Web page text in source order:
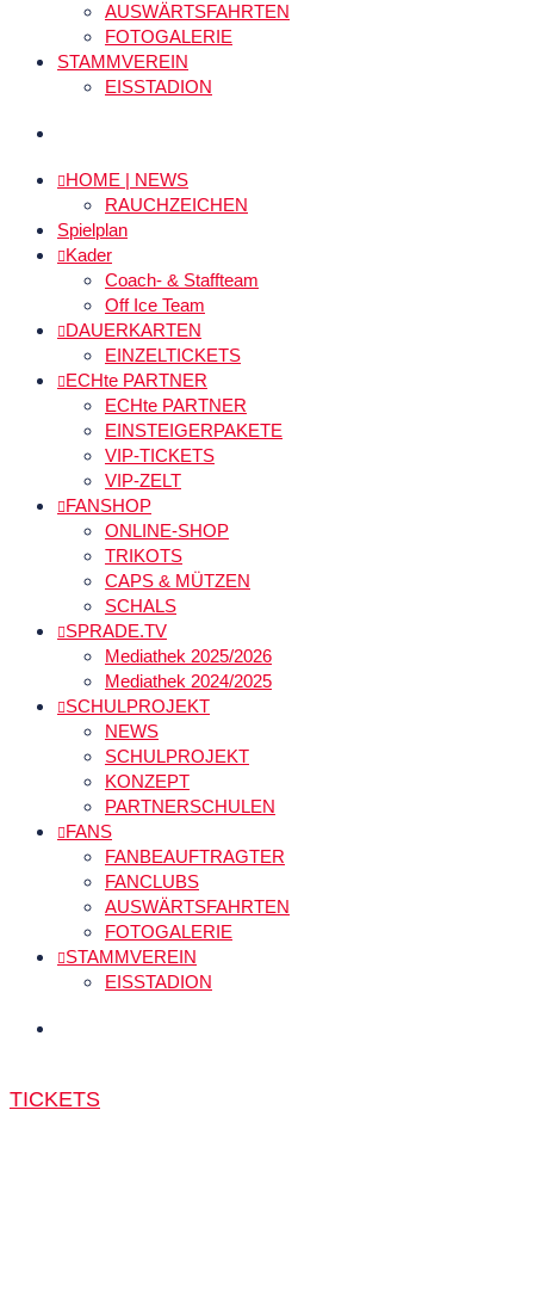
AUSWÄRTSFAHRTEN
FOTOGALERIE
STAMMVEREIN
EISSTADION
HOME | NEWS
RAUCHZEICHEN
Spielplan
Kader
Coach- & Staffteam
Off Ice Team
DAUERKARTEN
EINZELTICKETS
ECHte PARTNER
ECHte PARTNER
EINSTEIGERPAKETE
VIP-TICKETS
VIP-ZELT
FANSHOP
ONLINE-SHOP
TRIKOTS
CAPS & MÜTZEN
SCHALS
SPRADE.TV
Mediathek 2025/2026
Mediathek 2024/2025
SCHULPROJEKT
NEWS
SCHULPROJEKT
KONZEPT
PARTNERSCHULEN
FANS
FANBEAUFTRAGTER
FANCLUBS
AUSWÄRTSFAHRTEN
FOTOGALERIE
STAMMVEREIN
EISSTADION
TICKETS